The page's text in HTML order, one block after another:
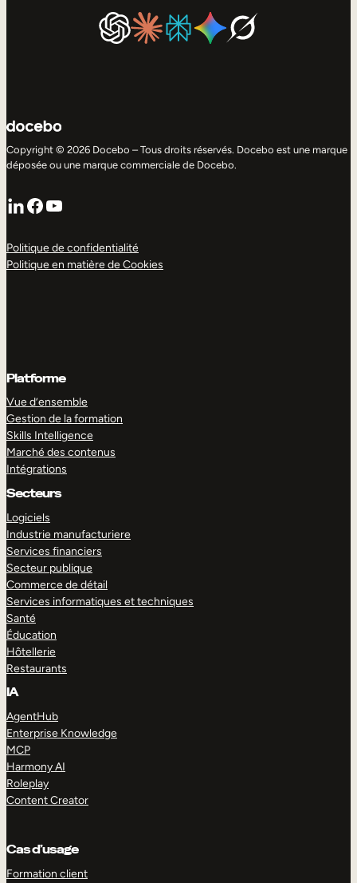
Copyright © 2026 Docebo – Tous droits réservés. Docebo est une marque
déposée ou une marque commerciale de Docebo.
LinkedIn
Facebook
YouTube
Politique de confidentialité
Politique en matière de Cookies
Platforme
Vue d’ensemble
Gestion de la formation
Skills Intelligence
Marché des contenus
Intégrations
Secteurs
Logiciels
Industrie manufacturiere
Services financiers
Secteur publique
Commerce de détail
Services informatiques et techniques
Santé
Éducation
Hôtellerie
Restaurants
IA
AgentHub
Enterprise Knowledge
MCP
Harmony AI
Roleplay
Content Creator
Cas d’usage
Formation client